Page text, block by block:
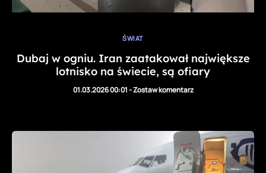
ŚWIAT
Dubaj w ogniu. Iran zaatakował największe
lotnisko na świecie, są ofiary
01.03.2026 00:01-Zostaw komentarz